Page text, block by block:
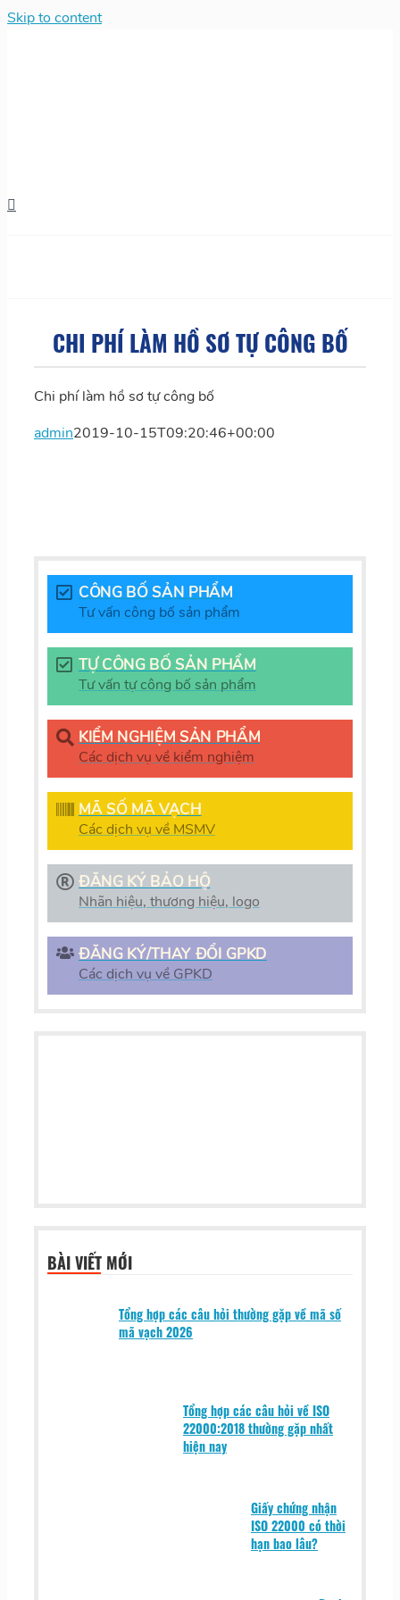
Skip to content
CHI PHÍ LÀM HỒ SƠ TỰ CÔNG BỐ
Chi phí làm hồ sơ tự công bố
admin2019-10-15T09:20:46+00:00
CÔNG BỐ SẢN PHẨM
Tư vấn công bố sản phẩm
TỰ CÔNG BỐ SẢN PHẨM
Tư vấn tự công bố sản phẩm
KIỂM NGHIỆM SẢN PHẨM
Các dịch vụ về kiểm nghiệm
MÃ SỐ MÃ VẠCH
Các dịch vụ về MSMV
ĐĂNG KÝ BẢO HỘ
Nhãn hiệu, thương hiệu, logo
ĐĂNG KÝ/THAY ĐỔI GPKD
Các dịch vụ về GPKD
BÀI VIẾT MỚI
Tổng hợp các câu hỏi thường gặp về mã số
mã vạch 2026
Tổng hợp các câu hỏi về ISO
22000:2018 thường gặp nhất
hiện nay
Giấy chứng nhận
ISO 22000 có thời
hạn bao lâu?